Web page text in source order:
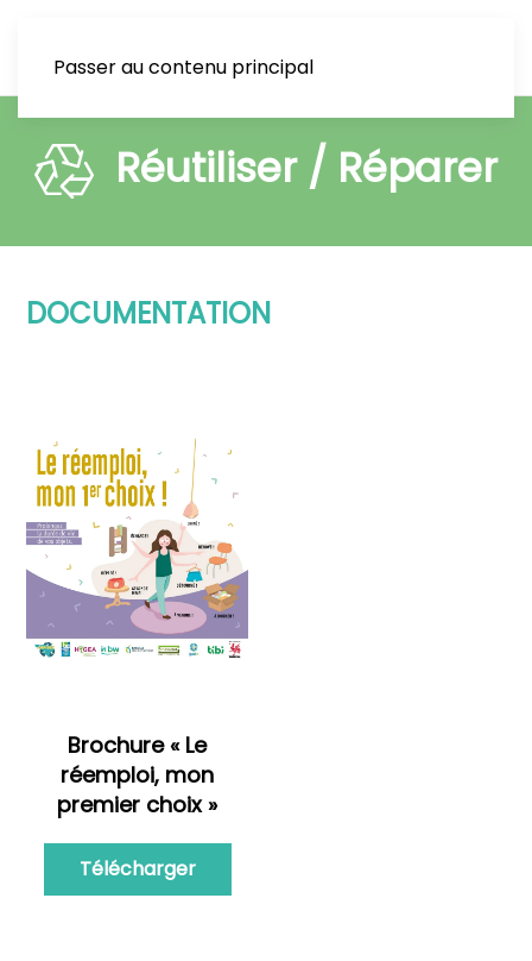
Passer au contenu principal
Réutiliser / Réparer
DOCUMENTATION
Brochure « Le
réemploi, mon
premier choix »
Télécharger